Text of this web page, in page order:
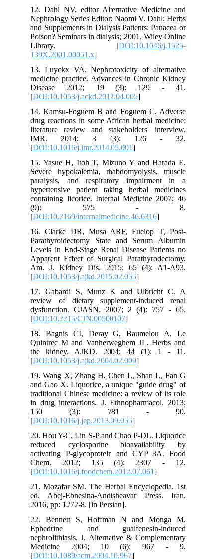
12. Dahl NV, editor Alternative Medicine and
Nephrology Series Editor: Naomi V. Dahl: Herbs
and Supplements in Dialysis Patients: Panacea or
Poison? Seminars in dialysis; 2001, Wiley Online
Library. [DOI:10.1046/j.1525-
139X.2001.00051.x
13. Luyckx VA. Nephrotoxicity of alternative
medicine practice. Advances in Chronic Kidney
Disease 2012; 19 (3): 129 - 41.
[DOI:10.1053/j.ackd.2012.04.005
14. Kamsu-Foguem B and Foguem C. Adverse
drug reactions in some African herbal medicine:
literature review and stakeholders' interview.
IMR. 2014; 3 (3): 126 - 32.
[DOI:10.1016/j.imr.2014.05.001
15. Yasue H, Itoh T, Mizuno Y and Harada E.
Severe hypokalemia, rhabdomyolysis, muscle
paralysis, and respiratory impairment in a
hypertensive patient taking herbal medicines
containing licorice. Internal Medicine 2007; 46
(9): 575 - 8.
[DOI:10.2169/internalmedicine.46.6316
16. Clarke DR, Musa ARF, Fuelop T, Post-
Parathyroidectomy State and Serum Albumin
Levels in End-Stage Renal Disease Patients no
Apparent Effect of Surgical Parathyrodectomy.
Am. J. Kidney Dis. 2015; 65 (4): A1-A93.
[DOI:10.1053/j.ajkd.2015.02.055
17. Gabardi S, Munz K and Ulbricht C. A
review of dietary supplement-induced renal
dysfunction. CJASN. 2007; 2 (4): 757 - 65.
[DOI:10.2215/CJN.00500107
18. Bagnis CI, Deray G, Baumelou A, Le
Quintrec M and Vanherweghem JL. Herbs and
the kidney. AJKD. 2004; 44 (1): 1 - 11.
[DOI:10.1053/j.ajkd.2004.02.009
19. Wang X, Zhang H, Chen L, Shan L, Fan G
and Gao X. Liquorice, a unique "guide drug" of
traditional Chinese medicine: a review of its role
in drug interactions. J. Ethnopharmacol. 2013;
150 (3): 781 - 90.
[DOI:10.1016/j.jep.2013.09.055
20. Hou Y-C, Lin S-P and Chao P-DL. Liquorice
reduced cyclosporine bioavailability by
activating P-glycoprotein and CYP 3A. Food
Chem. 2012; 135 (4): 2307 - 12.
[DOI:10.1016/j.foodchem.2012.07.061
21. Mozafar SM. The Herbal Encyclopedia. 1st
ed. Abej-Ebnesina-Andisheavar Press. Iran.
2016, pp: 1272-8. [in Persian].
22. Bennett S, Hoffman N and Monga M.
Ephedrine and guaifenesin-induced
nephrolithiasis. J. Alternative & Complementary
Medicine 2004; 10 (6): 967 - 9.
[DOI:10.1089/acm.2004.10.967